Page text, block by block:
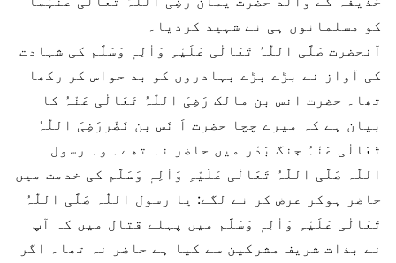
کو مسلمانوں ہی نے شہید کردیا۔
آنحضرت صَلَّی اللّٰہُ تَعَالٰی عَلَیْہِ وَاٰلِہٖ وَسَلَّم کی شہادت
کی آواز نے بڑے بڑے بہادروں کو بد حواس کر رکھا
تھا۔ حضرت انس بن مالک رَضِیَ اللّٰہُ تَعَالٰی عَنْہُ کا
بیان ہے کہ میرے چچا حضرت اَ نَس بن نَضْررَضِیَ اللّٰہُ
تَعَالٰی عَنْہُ جنگ بَدْر میں حاضر نہ تھے۔ وہ رسول
اللّٰہ صَلَّی اللّٰہُ تَعَالٰی عَلَیْہِ وَاٰلِہٖ وَسَلَّم کی خدمت میں
حاضر ہوکر عرض کر نے لگے: یا رسول اللّٰہ صَلَّی اللّٰہُ
تَعَالٰی عَلَیْہِ وَاٰلِہٖ وَسَلَّم میں پہلے قتال میں کہ آپ
نے بذات شریف مشرکین سے کیا ہے حاضر نہ تھا۔ اگر